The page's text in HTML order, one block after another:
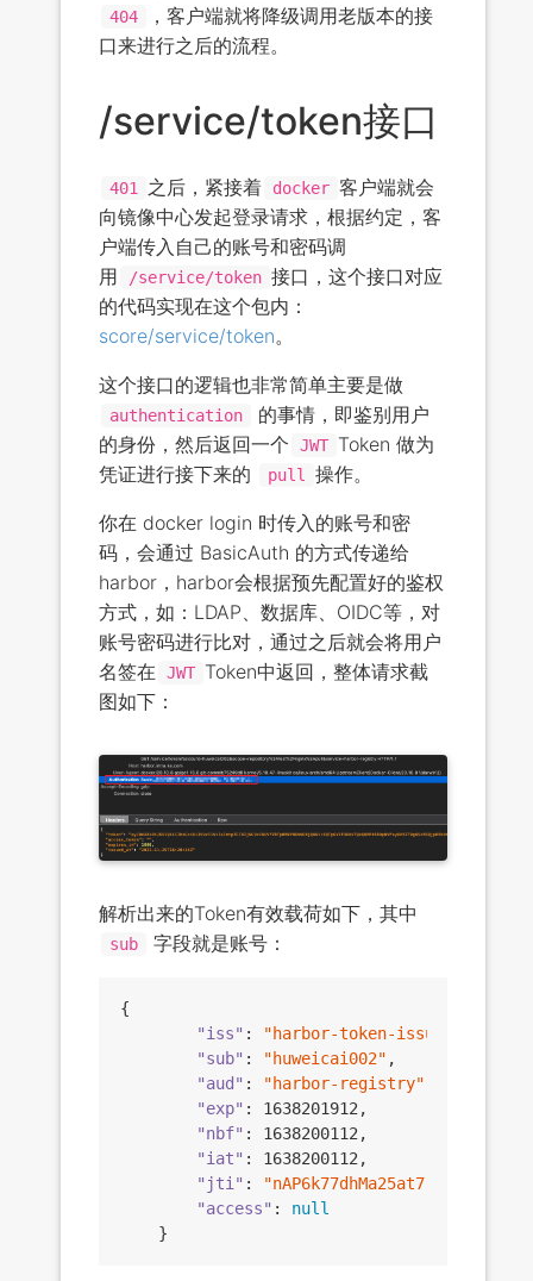
404
，客户端就将降级调用老版本的接
口来进行之后的流程。
/service/token接口
401 之后，紧接着 docker 客户端就会
向镜像中心发起登录请求，根据约定，客
户端传入自己的账号和密码调
用
/service/token 接口，这个接口对应
的代码实现在这个包内：
score/service/token。
这个接口的逻辑也非常简单主要是做
authentication
的事情，即鉴别用户
的身份，然后返回一个
JWT Token 做为
凭证进行接下来的
pull 操作。
你在 docker login 时传入的账号和密
码，会通过 BasicAuth 的方式传递给
harbor，harbor会根据预先配置好的鉴权
方式，如：LDAP、数据库、OIDC等，对
账号密码进行比对，通过之后就会将用户
名签在
JWT Token中返回，整体请求截
图如下：
解析出来的Token有效载荷如下，其中
sub 字段就是账号：
{
"iss" : "harbor-token-issuer"
"sub" : "huweicai002" ,
"aud" : "harbor-registry"
"exp" : 1638201912 ,
"nbf" : 1638200112 ,
"iat" : 1638200112 ,
"jti" : "nAP6k77dhMa25at7"
"access" : null